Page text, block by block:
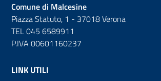
Comune di Malcesine
Piazza Statuto, 1 - 37018 Verona
TEL 045 6589911
P.IVA 00601160237
LINK UTILI